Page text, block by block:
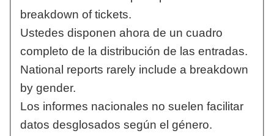
breakdown of tickets.
Ustedes disponen ahora de un cuadro
completo de la distribución de las entradas.
National reports rarely include a breakdown
by gender.
Los informes nacionales no suelen facilitar
datos desglosados según el género.